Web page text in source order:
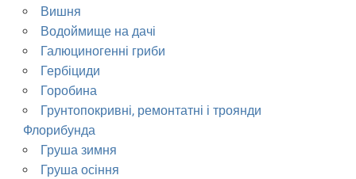
Вишня
Водоймище на дачі
Галюциногенні гриби
Гербіциди
Горобина
Грунтопокривні, ремонтатні і троянди
Флорибунда
Груша зимня
Груша осіння